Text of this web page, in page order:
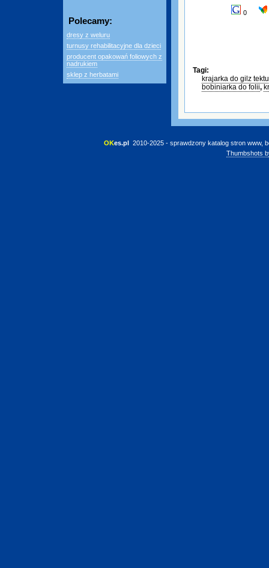
Polecamy:
dresy z weluru
turnusy rehabilitacyjne dla dzieci
producent opakowań foliowych z
nadrukiem
sklep z herbatami
0
Tagi:
krajarka do gilz
bobiniarka do folii,
OKes.pl 2010-2025 - sprawdzony katalog stron www,
Thumbshots